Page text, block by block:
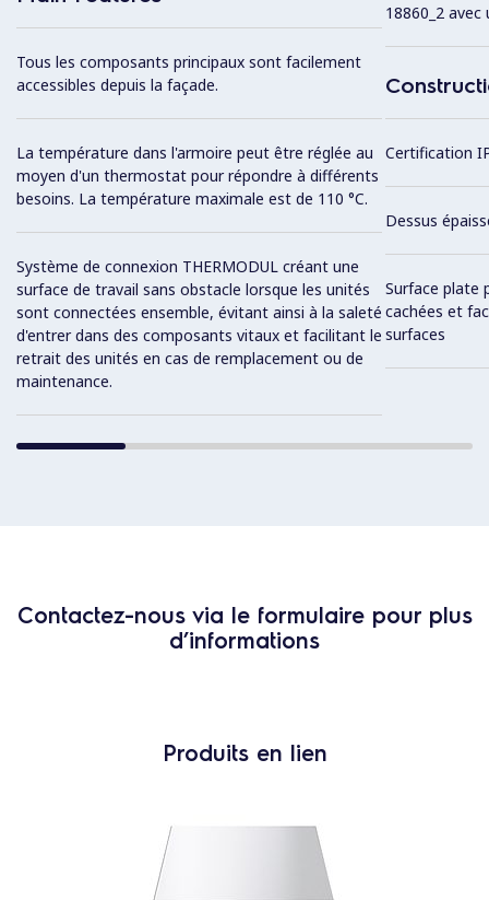
Tous les composants principaux sont facilement
accessibles depuis la façade.
La température dans l'armoire peut être réglée au
moyen d'un thermostat pour répondre à différents
besoins. La température maximale est de 110 °C.
Système de connexion THERMODUL créant une
surface de travail sans obstacle lorsque les unités
sont connectées ensemble, évitant ainsi à la saleté
d'entrer dans des composants vitaux et facilitant le
retrait des unités en cas de remplacement ou de
maintenance.
18860_2
Certification
Dessus
Surface plate
cachées et
surfaces
Contactez-nous via le formulaire pour plus
d’informations
Produits en lien